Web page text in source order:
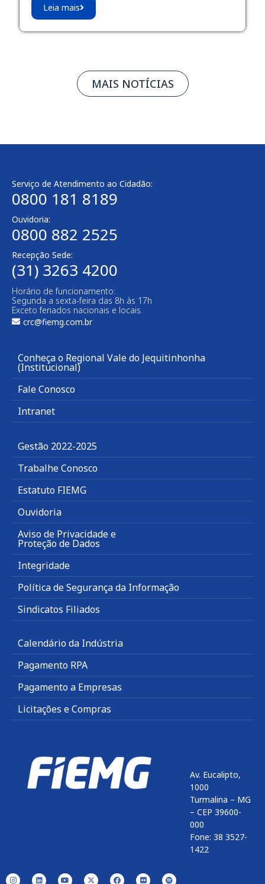
Leia mais
MAIS NOTÍCIAS
Serviço de Atendimento ao Cidadão:
0800 181 8189
Ouvidoria:
0800 882 2525
Recepção Sede:
(31) 3263 4200
Horário de funcionamento:
Segunda a sexta-feira das 8h às 17h
Exceto feriados nacionais e locais.
crc@fiemg.com.br
Conheça o Regional Vale do Jequitinhonha
(Institucional)
Fale Conosco
Intranet
Gestão 2022-2025
Trabalhe Conosco
Estatuto FIEMG
Ouvidoria
Aviso de Privacidade e
Proteção de Dados
Integridade
Política de Segurança da Informação
Sindicatos Filiados
Calendário da Indústria
Pagamento RPA
Pagamento a Empresas
Licitações e Compras
Av. Eucalipto,
1000
Turmalina – MG
– CEP 39600-
000
Fone: 38 3527-
1422